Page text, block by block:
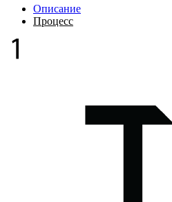
Описание
Процесс